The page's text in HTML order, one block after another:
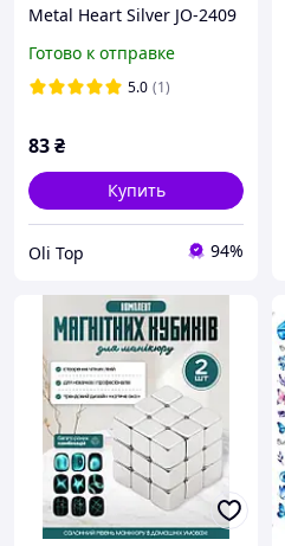
Metal Heart Silver JO-2409
Готово к отправке
5.0 (1)
83₴
Купить
Oli Top 94%